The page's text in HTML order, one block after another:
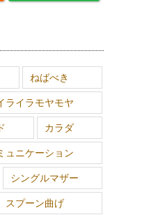
ねばべき
ライラモヤモヤ
カラダ
ュニケーション
シングルマザー
スプーン曲げ